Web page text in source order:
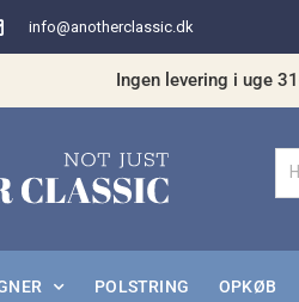
info@anotherclassic.dk
Ingen levering i uge
POLSTRING OPKØB